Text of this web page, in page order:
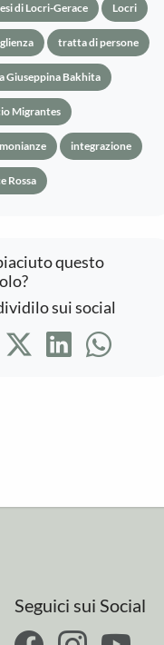
questo
sui social
di Locri-Gerace Locri
tratta di persone
Giuseppina Bakhita
Migrantes
integrazione
Rossa
Seguici sui Social